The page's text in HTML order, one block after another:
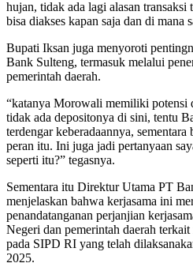
hujan, tidak ada lagi alasan transaksi
bisa diakses kapan saja dan di mana
Bupati Iksan juga menyoroti
Bank Sulteng, termasuk melalui
pemerintah daerah.
“katanya Morowali memiliki potensi
tidak ada depositonya di sini, tentu
terdengar keberadaannya,
peran itu. Ini juga jadi pertanyaan
seperti itu?” tegasnya.
Sementara itu Direktur Utama PT
menjelaskan bahwa kerjasama ini
penandatanganan perjanjian
Negeri dan pemerintah daerah
pada SIPD RI yang telah
2025.